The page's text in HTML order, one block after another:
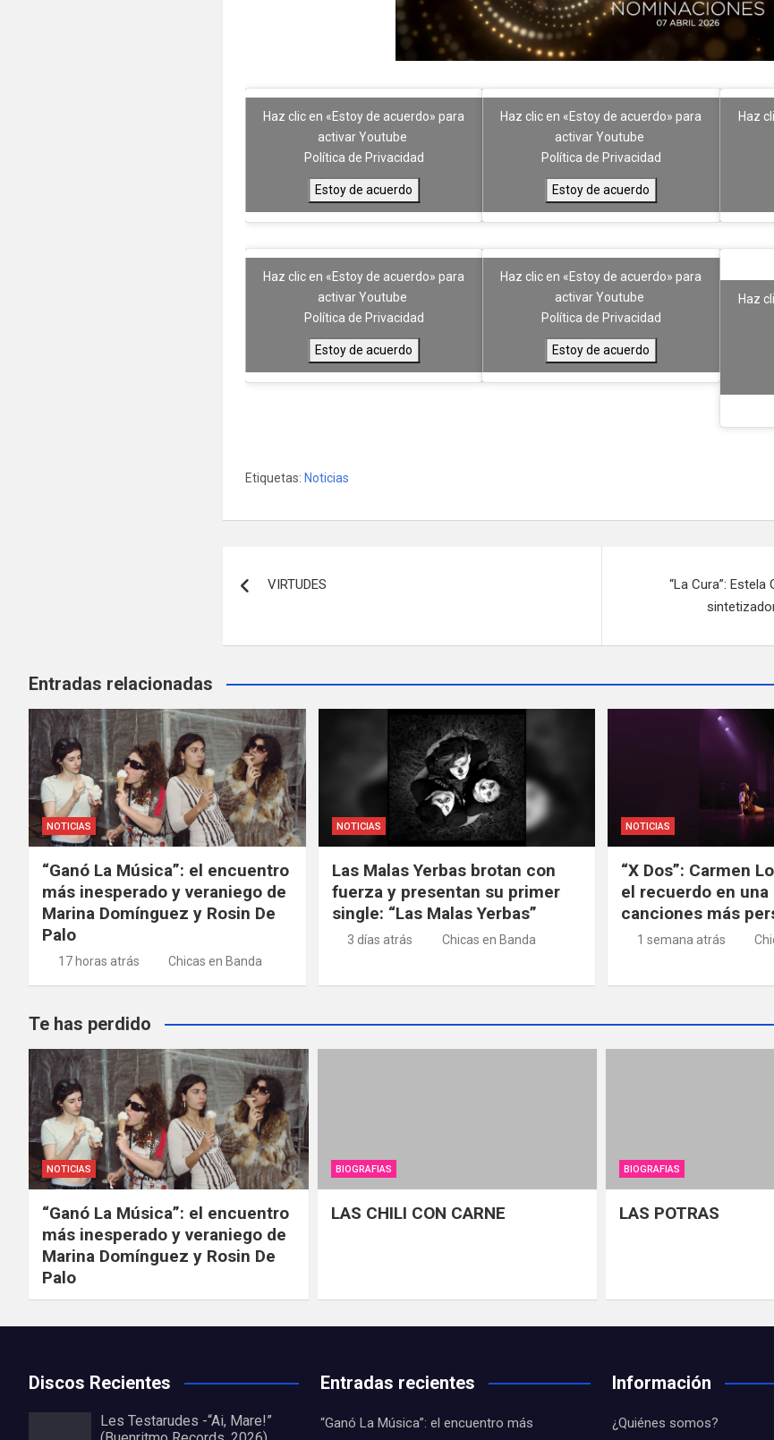
Haz clic en «Estoy de acuerdo» para
activar Youtube
Política de Privacidad
Estoy de acuerdo
Haz clic en «Estoy de acuerdo» para
activar Youtube
Política de Privacidad
Estoy de acuerdo
Haz
Haz clic en «Estoy de acuerdo» para
activar Youtube
Política de Privacidad
Estoy de acuerdo
Haz clic en «Estoy de acuerdo» para
activar Youtube
Política de Privacidad
Estoy de acuerdo
Haz
Etiquetas: Noticias
de
entradas
VIRTUDES
“La Cura”:
Entradas relacionadas
NOTICIAS
“Ganó La Música”: el encuentro
más inesperado y veraniego de
Marina Domínguez y Rosin De
Palo
17 horas atrás Chicas en Banda
NOTICIAS
Las Malas Yerbas brotan con
fuerza y presentan su primer
single: “Las Malas Yerbas”
3 días atrás Chicas en Banda
NOTICIAS
“X Dos”: Carmen
el recuerdo en una
canciones más
1 semana atrás
Te has perdido
NOTICIAS
“Ganó La Música”: el encuentro
más inesperado y veraniego de
Marina Domínguez y Rosin De
Palo
BIOGRAFIAS
LAS CHILI CON CARNE
BIOGRAFIAS
LAS POTRAS
Discos Recientes
Les Testarudes -“Ai, Mare!”
Entradas recientes
“Ganó La Música”: el encuentro más
Información
¿Quiénes somos?